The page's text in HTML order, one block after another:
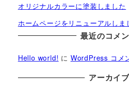
オリジナルカラーに塗装しました
ホームページをリニューアルしま
最近のコメ
Hello world! に WordPress コメ
アーカイブ